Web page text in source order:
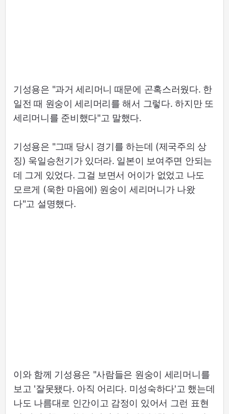
기성용은 "과거 세리머니 때문에 곤혹스러웠다. 한
일전 때 원숭이 세리머리를 해서 그렇다. 하지만 또
세리머니를 준비했다"고 말했다.
기성용은 "그때 당시 경기를 하는데 (제국주의 상
징) 욱일승천기가 있더라. 일본이 보여주면 안되는
데 그게 있었다. 그걸 보면서 어이가 없었고 나도
모르게 (욱한 마음에) 원숭이 세리머니가 나왔
다"고 설명했다.
이와 함께 기성용은 "사람들은 원숭이 세리머니를
보고 '잘못됐다. 아직 어리다. 미성숙하다'고 했는데
나도 나름대로 인간이고 감정이 있어서 그런 표현